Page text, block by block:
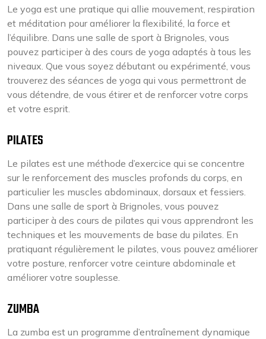
Le yoga est une pratique qui allie mouvement, respiration
et méditation pour améliorer la flexibilité, la force et
l’équilibre. Dans une salle de sport à Brignoles, vous
pouvez participer à des cours de yoga adaptés à tous les
niveaux. Que vous soyez débutant ou expérimenté, vous
trouverez des séances de yoga qui vous permettront de
vous détendre, de vous étirer et de renforcer votre corps
et votre esprit.
PILATES
Le pilates est une méthode d’exercice qui se concentre
sur le renforcement des muscles profonds du corps, en
particulier les muscles abdominaux, dorsaux et fessiers.
Dans une salle de sport à Brignoles, vous pouvez
participer à des cours de pilates qui vous apprendront les
techniques et les mouvements de base du pilates. En
pratiquant régulièrement le pilates, vous pouvez améliorer
votre posture, renforcer votre ceinture abdominale et
améliorer votre souplesse.
ZUMBA
La zumba est un programme d’entraînement dynamique